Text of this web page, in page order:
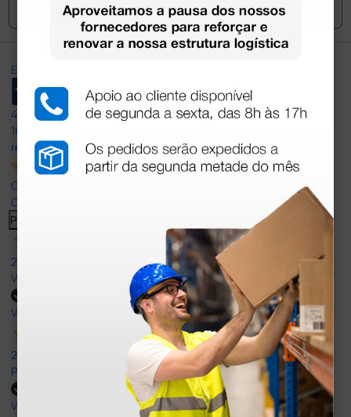
Excellent
4,8
/5
165
reviews
Our 4 and 5 star reviews.
Click here to read them all >
Previous
27 Jul 2026
Very good
Verified buyer
27 Jul 2026
Prefeito
Verified buyer